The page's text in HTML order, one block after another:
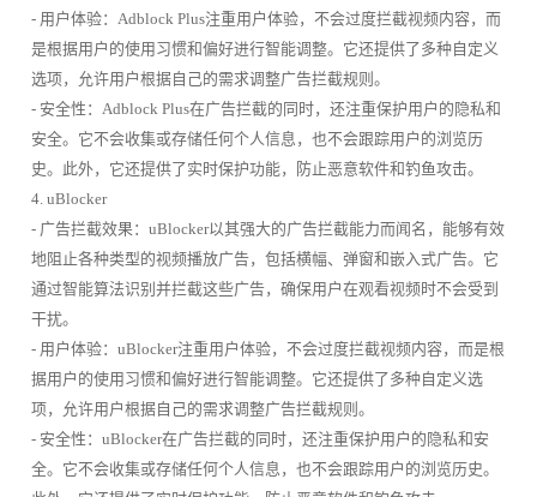
- 用户体验：Adblock Plus注重用户体验，不会过度拦截视频内容，而
是根据用户的使用习惯和偏好进行智能调整。它还提供了多种自定义
选项，允许用户根据自己的需求调整广告拦截规则。
- 安全性：Adblock Plus在广告拦截的同时，还注重保护用户的隐私和
安全。它不会收集或存储任何个人信息，也不会跟踪用户的浏览历
史。此外，它还提供了实时保护功能，防止恶意软件和钓鱼攻击。
4. uBlocker
- 广告拦截效果：uBlocker以其强大的广告拦截能力而闻名，能够有效
地阻止各种类型的视频播放广告，包括横幅、弹窗和嵌入式广告。它
通过智能算法识别并拦截这些广告，确保用户在观看视频时不会受到
干扰。
- 用户体验：uBlocker注重用户体验，不会过度拦截视频内容，而是根
据用户的使用习惯和偏好进行智能调整。它还提供了多种自定义选
项，允许用户根据自己的需求调整广告拦截规则。
- 安全性：uBlocker在广告拦截的同时，还注重保护用户的隐私和安
全。它不会收集或存储任何个人信息，也不会跟踪用户的浏览历史。